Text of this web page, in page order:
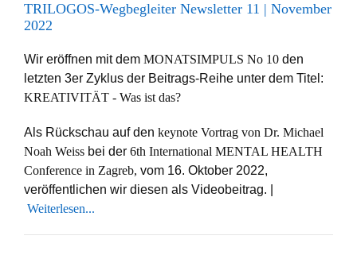
TRILOGOS-Wegbegleiter Newsletter 11 | November
2022
Wir eröffnen mit dem MONATSIMPULS No 10 den
letzten 3er Zyklus der Beitrags-Reihe unter dem Titel:
KREATIVITÄT - Was ist das?
Als Rückschau auf den keynote Vortrag von Dr. Michael
Noah Weiss bei der 6th International MENTAL HEALTH
Conference in Zagreb, vom 16. Oktober 2022,
veröffentlichen wir diesen als Videobeitrag. |
Weiterlesen...